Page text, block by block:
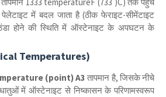
में बदल जाता है (ठीक फेराइट-सीमेंटाइट
होने की स्थिति में ऑस्टेनाइट के अपघटन के
Temperatures)
(point) A3तापमान है, जिसके नीचे
धातुओं में ऑस्टेनाइट से निष्कासन के परिणामस्वरूप